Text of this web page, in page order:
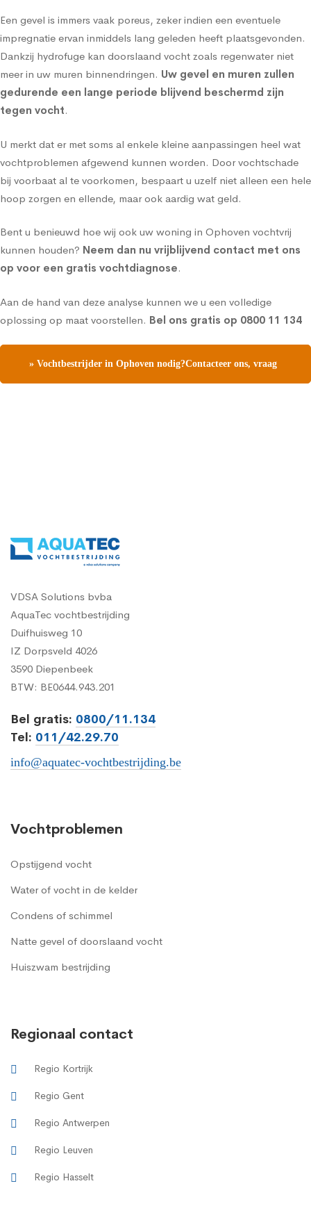
Een gevel is immers vaak poreus, zeker indien een eventuele
impregnatie ervan inmiddels lang geleden heeft plaatsgevonden.
Dankzij hydrofuge kan doorslaand vocht zoals regenwater niet
meer in uw muren binnendringen. Uw gevel en muren zullen
gedurende een lange periode blijvend beschermd zijn
tegen vocht.
U merkt dat er met soms al enkele kleine aanpassingen heel wat
vochtproblemen afgewend kunnen worden. Door vochtschade
bij voorbaat al te voorkomen, bespaart u uzelf niet alleen een hele
hoop zorgen en ellende, maar ook aardig wat geld.
Bent u benieuwd hoe wij ook uw woning in Ophoven vochtvrij
kunnen houden? Neem dan nu vrijblijvend contact met ons
op voor een gratis vochtdiagnose.
Aan de hand van deze analyse kunnen we u een volledige
oplossing op maat voorstellen. Bel ons gratis op 0800 11 134
» Vochtbestrijder in Ophoven nodig?Contacteer ons, vraag
VDSA Solutions bvba
AquaTec vochtbestrijding
Duifhuisweg 10
IZ Dorpsveld 4026
3590 Diepenbeek
BTW: BE0644.943.201
Bel gratis: 0800/11.134
Tel: 011/42.29.70
info@aquatec-vochtbestrijding.be
Vochtproblemen
Opstijgend vocht
Water of vocht in de kelder
Condens of schimmel
Natte gevel of doorslaand vocht
Huiszwam bestrijding
Regionaal contact
Regio Kortrijk
Regio Gent
Regio Antwerpen
Regio Leuven
Regio Hasselt